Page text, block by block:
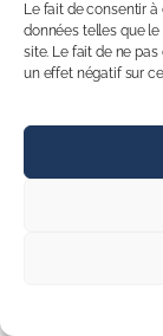
Le fait de consentir
données telles que
site. Le fait de ne
un effet négatif sur
autreshuiles
Fondateur de
Livres